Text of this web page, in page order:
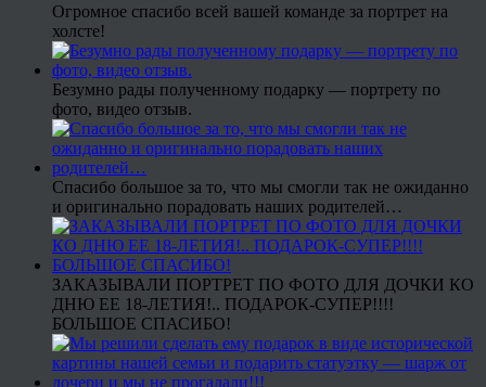
Огромное спасибо всей вашей команде за портрет на
холсте!
Безумно рады полученному подарку — портрету по
фото, видео отзыв.
Спасибо большое за то, что мы смогли так не ожиданно
и оригинально порадовать наших родителей…
ЗАКАЗЫВАЛИ ПОРТРЕТ ПО ФОТО ДЛЯ ДОЧКИ КО
ДНЮ ЕЕ 18-ЛЕТИЯ!.. ПОДАРОК-СУПЕР!!!!
БОЛЬШОЕ СПАСИБО!